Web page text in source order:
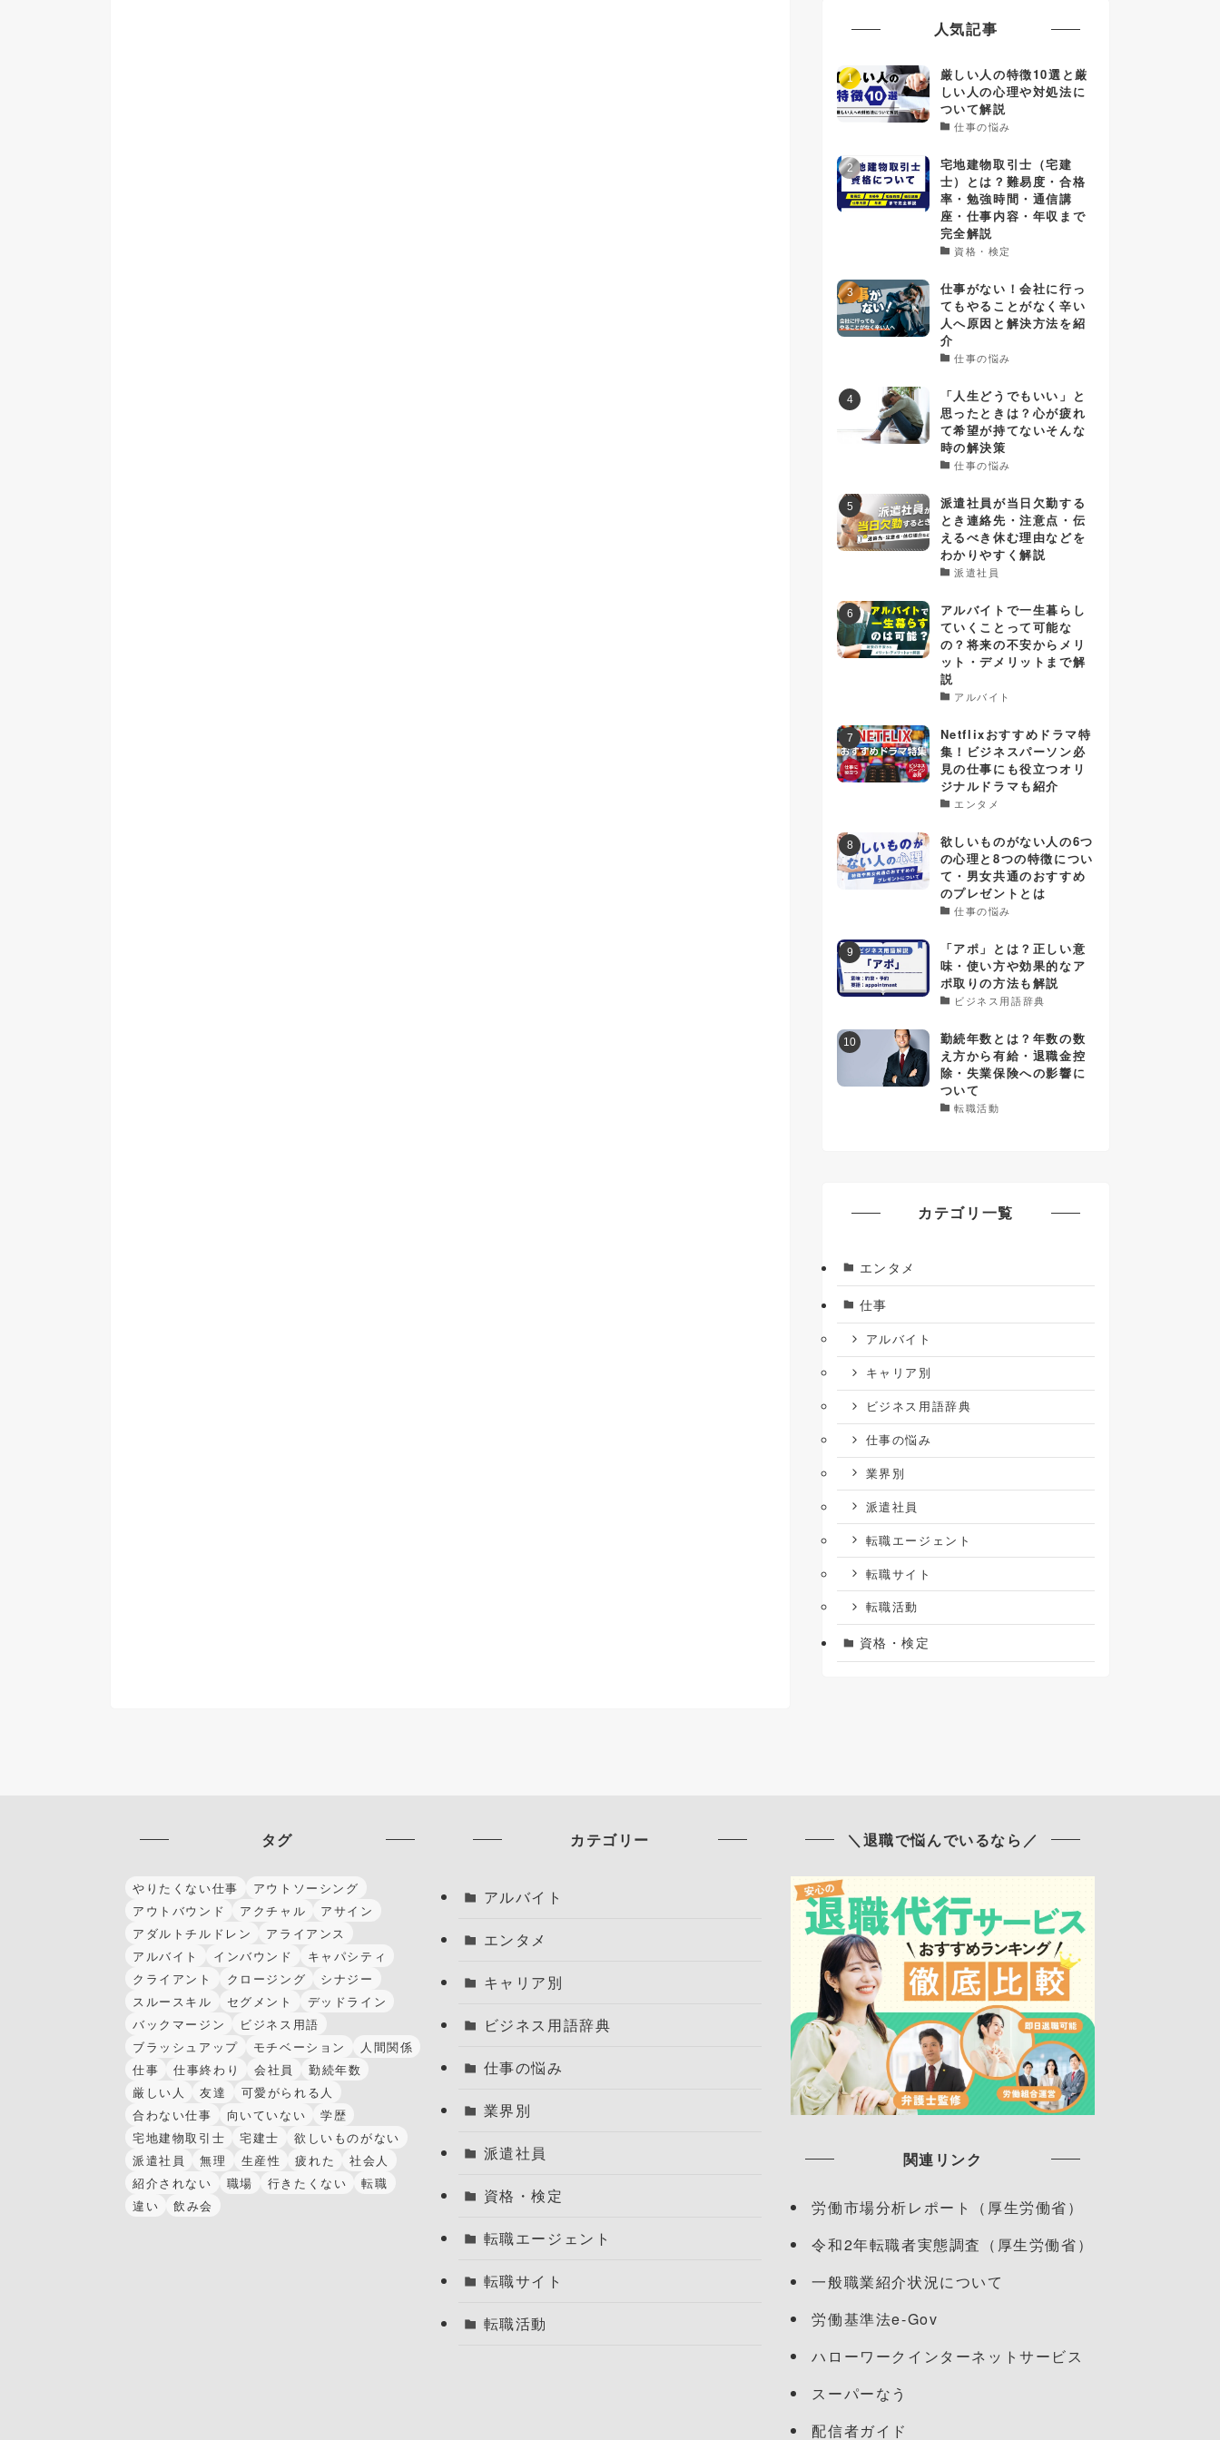
人気記事
厳しい人の特徴10選と厳
しい人の心理や対処法に
ついて解説
仕事の悩み
宅地建物取引士（宅建
士）とは？難易度・合格
率・勉強時間・通信講
座・仕事内容・年収まで
完全解説
資格・検定
仕事がない！会社に行っ
てもやることがなく辛い
人へ原因と解決方法を紹
介
仕事の悩み
「人生どうでもいい」と
思ったときは？心が疲れ
て希望が持てないそんな
時の解決策
仕事の悩み
派遣社員が当日欠勤する
とき連絡先・注意点・伝
えるべき休む理由などを
わかりやすく解説
派遣社員
アルバイトで一生暮らし
ていくことって可能な
の？将来の不安からメリ
ット・デメリットまで解
説
アルバイト
Netflixおすすめドラマ特
集！ビジネスパーソン必
見の仕事にも役立つオリ
ジナルドラマも紹介
エンタメ
欲しいものがない人の6つ
の心理と8つの特徴につい
て・男女共通のおすすめ
のプレゼントとは
仕事の悩み
「アポ」とは？正しい意
味・使い方や効果的なア
ポ取りの方法も解説
ビジネス用語辞典
勤続年数とは？年数の数
え方から有給・退職金控
除・失業保険への影響に
ついて
転職活動
カテゴリ一覧
エンタメ
仕事
アルバイト
キャリア別
ビジネス用語辞典
仕事の悩み
業界別
派遣社員
転職エージェント
転職サイト
転職活動
資格・検定
タグ
やりたくない仕事
アウトソーシング
アウトバウンド
アクチャル
アサイン
アダルトチルドレン
アライアンス
アルバイト
インバウンド
キャパシティ
クライアント
クロージング
シナジー
スルースキル
セグメント
デッドライン
バックマージン
ビジネス用語
ブラッシュアップ
モチベーション
人間関係
仕事
仕事終わり 会社員
勤続年数
厳しい人
友達
可愛がられる人
合わない仕事
向いていない
学歴
宅地建物取引士
宅建士
欲しいものがない
派遣社員
無理 生産性 疲れた
社会人
紹介されない
職場 行きたくない
転職
違い
飲み会
カテゴリー
アルバイト
エンタメ
キャリア別
ビジネス用語辞典
仕事の悩み
業界別
派遣社員
資格・検定
転職エージェント
転職サイト
転職活動
＼退職で悩んでいるなら／
関連リンク
労働市場分析レポート（厚生労働省）
令和2年転職者実態調査（厚生労働省）
一般職業紹介状況について
労働基準法e-Gov
ハローワークインターネットサービス
スーパーなう
配信者ガイド